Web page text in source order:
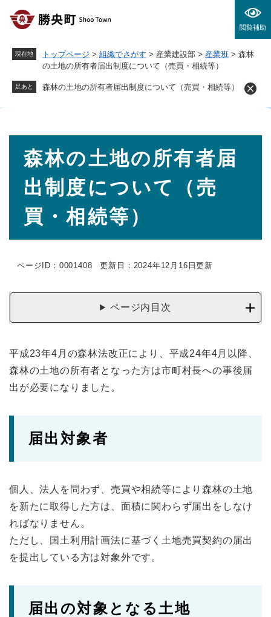
閲覧補助
現在地 トップページ > 組織でさがす > 産業建設部 > 産業班 > 森林
の土地の所有者届出制度について（売買・相続等）
足あと 森林の土地の所有者届出制度について（売買・相続等）
森林の土地の所有者届
出制度について（売
買・相続等）
ページID：0001408 更新日：2024年12月16日更新
ページ内目次
平成23年4月の森林法改正により、平成24年4月以降、
森林の土地の所有者となった方は市町村長への事後届
出が必要になりました。
届出対象者
個人、法人を問わず、売買や相続等により森林の土地
を新たに取得した方は、面積に関わらず届出をしなけ
ればなりません。
ただし、国土利用計画法に基づく土地売買契約の届出
を提出している方は対象外です。
届出の対象となる土地